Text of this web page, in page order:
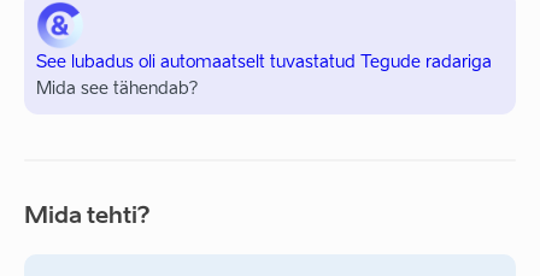
See lubadus oli automaatselt tuvastatud Tegude radariga
Mida see tähendab?
Mida tehti?